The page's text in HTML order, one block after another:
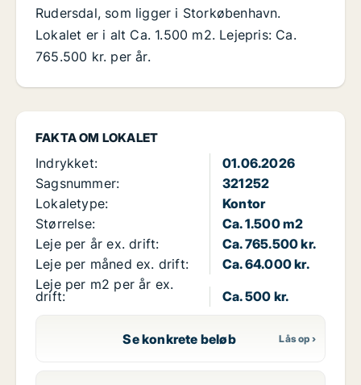
FAKTA OM LOKALET
Indrykket:
01.06.2026
Sagsnummer:
321252
Lokaletype:
Kontor
Størrelse:
Ca. 1.500 m2
Leje per år ex. drift:
Ca. 765.500 kr.
Leje per måned ex. drift:
Ca. 64.000 kr.
Leje per m2 per år ex.
drift: Ca. 500 kr.
Se konkrete beløb
Rudersdal, som ligger i Storkøbenhavn.
Lokalet er i alt Ca. 1.500 m2. Lejepris: Ca.
765.500 kr. per år.